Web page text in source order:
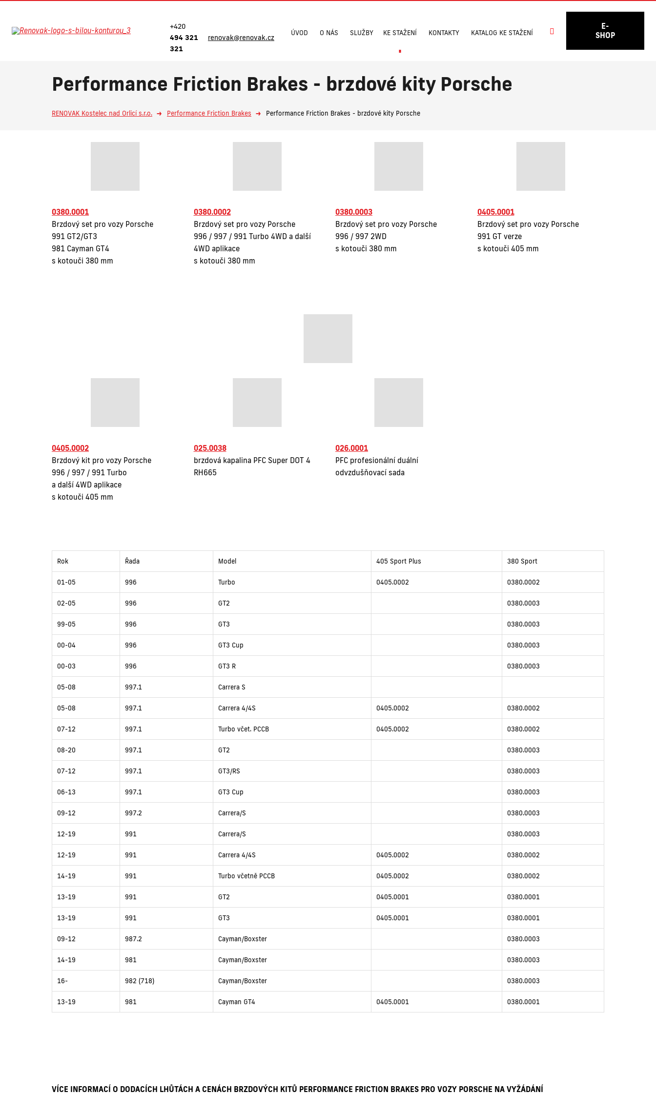
+420
494 321
321
renovak@renovak.cz
ÚVOD O NÁS SLUŽBY KE STAŽENÍ KONTAKTY KATALOG KE STAŽENÍ
E-
SHOP
Performance Friction Brakes - brzdové kity Porsche
RENOVAK Kostelec nad Orlicí s.r.o. Performance Friction Brakes Performance Friction Brakes - brzdové kity Porsche
0380.0001
Brzdový set pro vozy Porsche
991 GT2/GT3
981 Cayman GT4
s kotouči 380 mm
0380.0002
Brzdový set pro vozy Porsche
996 / 997 / 991 Turbo 4WD a další
4WD aplikace
s kotouči 380 mm
0380.0003
Brzdový set pro vozy Porsche
996 / 997 2WD
s kotouči 380 mm
0405.0001
Brzdový set pro vozy Porsche
991 GT verze
s kotouči 405 mm
0405.0002
Brzdový kit pro vozy Porsche
996 / 997 / 991 Turbo
a další 4WD aplikace
s kotouči 405 mm
025.0038
brzdová kapalina PFC Super DOT 4
RH665
026.0001
PFC profesionální duální
odvzdušňovací sada
Rok Řada Model 405 Sport Plus 380 Sport
01-05 996 Turbo 0405.0002 0380.0002
02-05 996 GT2 0380.0003
99-05 996 GT3 0380.0003
00-04 996 GT3 Cup 0380.0003
00-03 996 GT3 R 0380.0003
05-08 997.1 Carrera S
05-08 997.1 Carrera 4/4S 0405.0002 0380.0002
07-12 997.1 Turbo včet. PCCB 0405.0002 0380.0002
08-20 997.1 GT2 0380.0003
07-12 997.1 GT3/RS 0380.0003
06-13 997.1 GT3 Cup 0380.0003
09-12 997.2 Carrera/S 0380.0003
12-19 991 Carrera/S 0380.0003
12-19 991 Carrera 4/4S 0405.0002 0380.0002
14-19 991 Turbo včetně PCCB 0405.0002 0380.0002
13-19 991 GT2 0405.0001 0380.0001
13-19 991 GT3 0405.0001 0380.0001
09-12 987.2 Cayman/Boxster 0380.0003
14-19 981 Cayman/Boxster 0380.0003
16- 982 (718) Cayman/Boxster 0380.0003
13-19 981 Cayman GT4 0405.0001 0380.0001
VÍCE INFORMACÍ O DODACÍCH LHŮTÁCH A CENÁCH BRZDOVÝCH KITŮ PERFORMANCE FRICTION BRAKES PRO VOZY PORSCHE NA VYŽÁDÁNÍ